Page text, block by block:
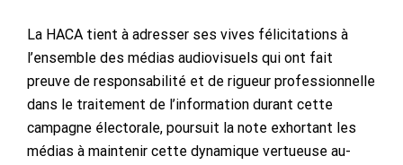
La HACA tient à adresser ses vives félicitations à
l’ensemble des médias audiovisuels qui ont fait
preuve de responsabilité et de rigueur professionnelle
dans le traitement de l’information durant cette
campagne électorale, poursuit la note exhortant les
médias à maintenir cette dynamique vertueuse au-